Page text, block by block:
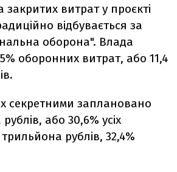
витрат у проєкті
відбувається за
оборона". Влада
оборонних витрат, або 11,4
секретними заплановано
або 30,6% усіх
трильйона рублів, 32,4%